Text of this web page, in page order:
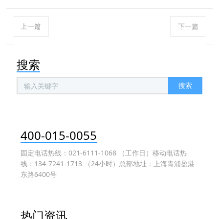
上一篇 下一篇
搜索
搜索
400-015-0055
固定电话热线：021-6111-1068 （工作日）移动电话热
线：134-7241-1713 （24小时）总部地址：上海青浦盈港
东路6400号
热门资讯